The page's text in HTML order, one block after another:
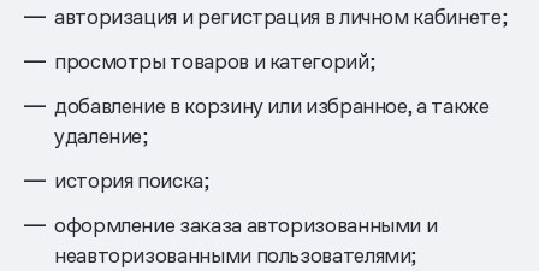
авторизация и регистрация в личном кабинете;
просмотры товаров и категорий;
добавление в корзину или избранное, а также
удаление;
история поиска;
оформление заказа авторизованными и
неавторизованными пользователями;